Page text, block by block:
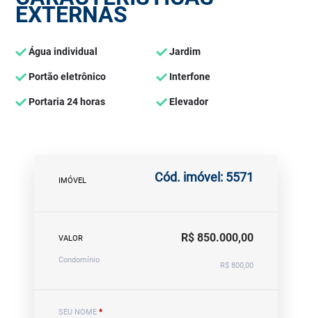
EXTERNAS
Água individual Jardim
Portão eletrônico Interfone
Portaria 24 horas Elevador
IMÓVEL Cód. imóvel: 5571
VALOR R$ 850.000,00
Condomínio
R$ 800,00
SEU NOME *